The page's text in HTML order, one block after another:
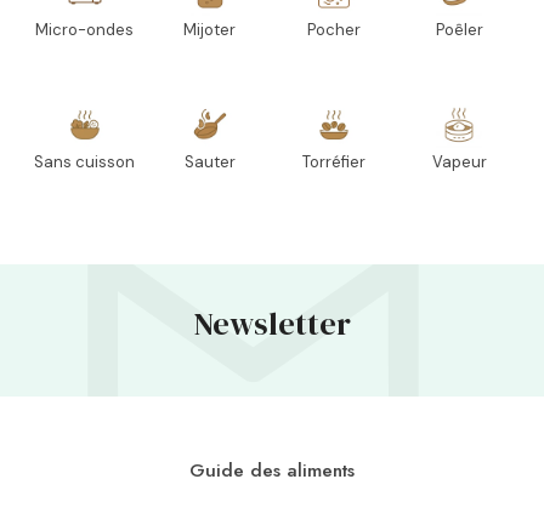
Micro-ondes Mijoter Pocher Poêler
Sans cuisson Sauter Torréfier Vapeur
Newsletter
Guide des aliments